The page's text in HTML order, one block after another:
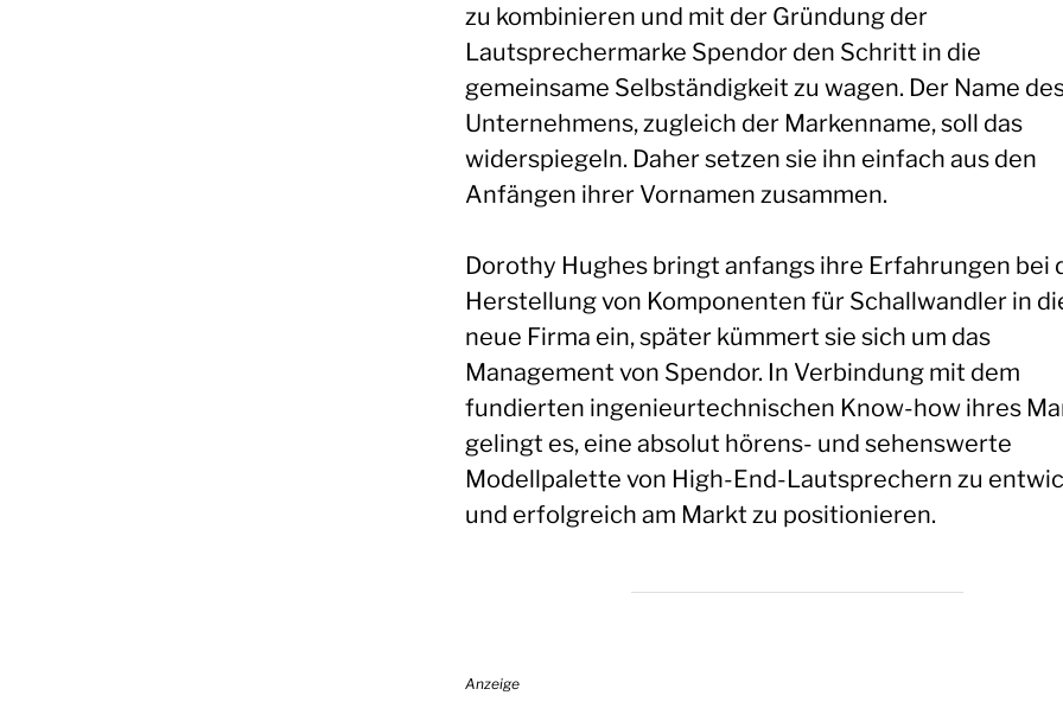
zu kombinieren und mit der Gründung der
Lautsprechermarke Spendor den Schritt in die
gemeinsame Selbständigkeit zu wagen. Der Name
Unternehmens, zugleich der Markenname, soll das
widerspiegeln. Daher setzen sie ihn einfach aus den
Anfängen ihrer Vornamen zusammen.
Dorothy Hughes bringt anfangs ihre Erfahrungen bei
Herstellung von Komponenten für Schallwandler in
neue Firma ein, später kümmert sie sich um das
Management von Spendor. In Verbindung mit dem
fundierten ingenieurtechnischen Know-how ihres
gelingt es, eine absolut hörens- und sehenswerte
Modellpalette von High-End-Lautsprechern zu
und erfolgreich am Markt zu positionieren.
Anzeige